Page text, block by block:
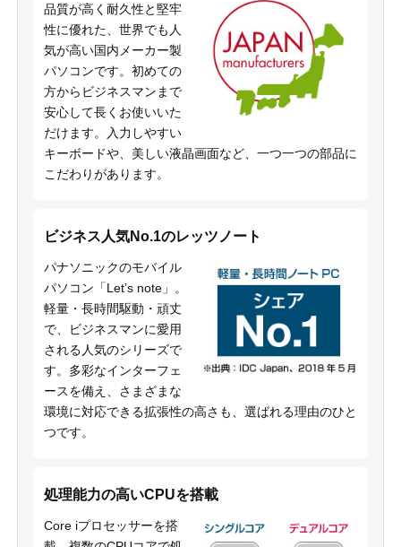
品質が高く耐久性と堅牢
性に優れた、世界でも人
気が高い国内メーカー製
パソコンです。初めての
方からビジネスマンまで
安心して長くお使いいた
だけます。入力しやすい
キーボードや、美しい液晶画面など、一つ一つの部品に
こだわりがあります。
ビジネス人気No.1のレッツノート
パナソニックのモバイル
パソコン「Let’s note」。
軽量・長時間駆動・頑丈
で、ビジネスマンに愛用
される人気のシリーズで
す。多彩なインターフェ
ースを備え、さまざまな
環境に対応できる拡張性の高さも、選ばれる理由のひと
つです。
処理能力の高いCPUを搭載
Core iプロセッサーを搭